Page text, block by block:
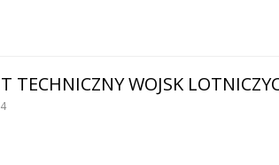
TECHNICZNY WOJSK